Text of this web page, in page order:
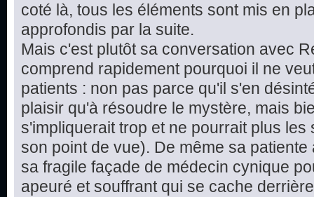
coté là, tous les éléments sont mis en
approfondis par la suite.
Mais c'est plutôt sa conversation avec
comprend rapidement pourquoi il ne
patients : non pas parce qu'il s'en
plaisir qu'à résoudre le mystère, mais
s'impliquerait trop et ne pourrait plus
son point de vue). De même sa
sa fragile façade de médecin cynique
apeuré et souffrant qui se cache